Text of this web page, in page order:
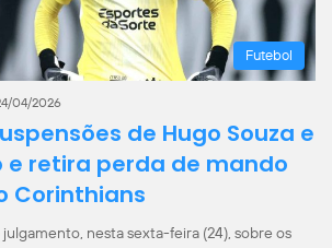
Futebol
04/2026
de Hugo Souza e
e retira perda de mando
Corinthians
julgamento, nesta sexta-feira (24), sobre os